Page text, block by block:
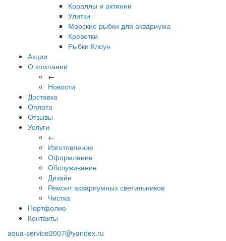
Кораллы и актинии
Улитки
Морские рыбки для аквариума
Креветки
Рыбки Клоун
Акции
О компании
←
Новости
Доставка
Оплата
Отзывы
Услуги
←
Изготовление
Оформление
Обслуживание
Дизайн
Ремонт аквариумных светильников
Чистка
Портфолио
Контакты
aqua-service2007@yandex.ru